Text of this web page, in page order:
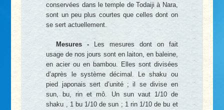
conservées dans le temple de Todaiji à Nara,
sont un peu plus courtes que celles dont on
se sert actuellement.
Mesures - Les mesures dont on fait
usage de nos jours sont en laiton, en baleine,
en acier ou en bambou. Elles sont divisées
d’après le système décimal. Le shaku ou
pied japonais sert d’unité ; il se divise en
sun, bu, rin et mô. Un sun vaut 1/10 de
shaku , 1 bu 1/10 de sun ; 1 rin 1/10 de bu et